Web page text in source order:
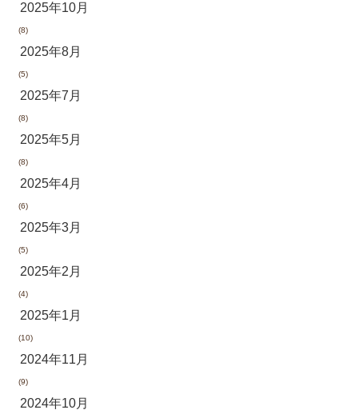
2025年10月
(8)
2025年8月
(5)
2025年7月
(8)
2025年5月
(8)
2025年4月
(6)
2025年3月
(5)
2025年2月
(4)
2025年1月
(10)
2024年11月
(9)
2024年10月